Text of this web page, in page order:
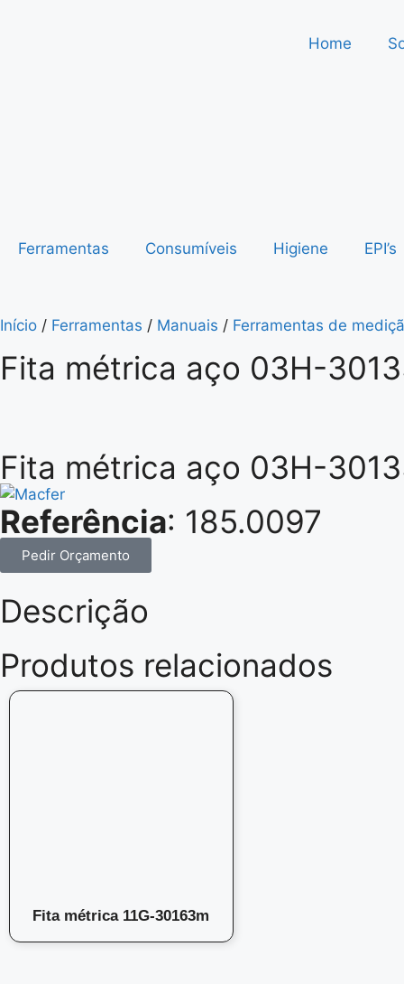
Home
Ferramentas Consumíveis Higiene EPI’s
Início / Ferramentas / Manuais / Ferramentas de
Fita métrica aço 03H-
Fita métrica aço 03H-
Referência: 185.0097
Pedir Orçamento
Descrição
Produtos relacionados
Fita métrica 11G-30163m